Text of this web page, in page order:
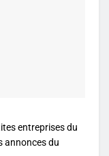
entreprises du
annonces du